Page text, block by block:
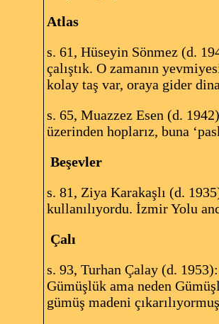
Atlas
s. 61, Hüseyin Sönmez (d.
çalıştık. O zamanın
kolay taş var, oraya gider
s. 65, Muazzez Esen (d.
üzerinden hoplarız, buna
Beşevler
s. 81, Ziya Karakaşlı (d.
kullanılıyordu. İzmir Yolu
Çalı
s. 93, Turhan Çalay (d.
Gümüşlük ama neden
gümüş madeni